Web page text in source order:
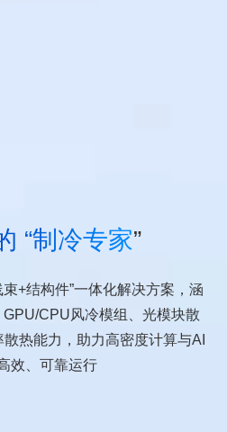
“制冷专家”
+结构件”一体化解决方案，涵
CPU风冷模组、光模块散
热能力，助力高密度计算与AI
效、可靠运行